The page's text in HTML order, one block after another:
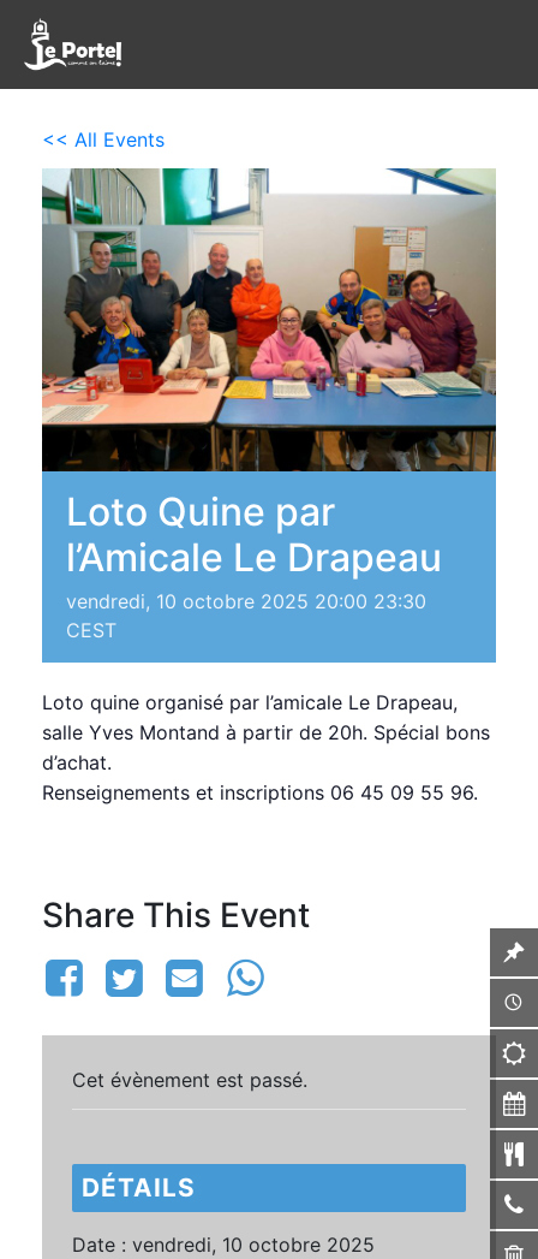
<< All Events
Loto Quine par
l’Amicale Le Drapeau
vendredi, 10 octobre 2025 20:00 23:30
CEST
Loto quine organisé par l’amicale Le Drapeau,
salle Yves Montand à partir de 20h. Spécial bons
d’achat.
Renseignements et inscriptions 06 45 09 55 96.
Share This Event
Cet évènement est passé.
DÉTAILS
Date : vendredi, 10 octobre 2025